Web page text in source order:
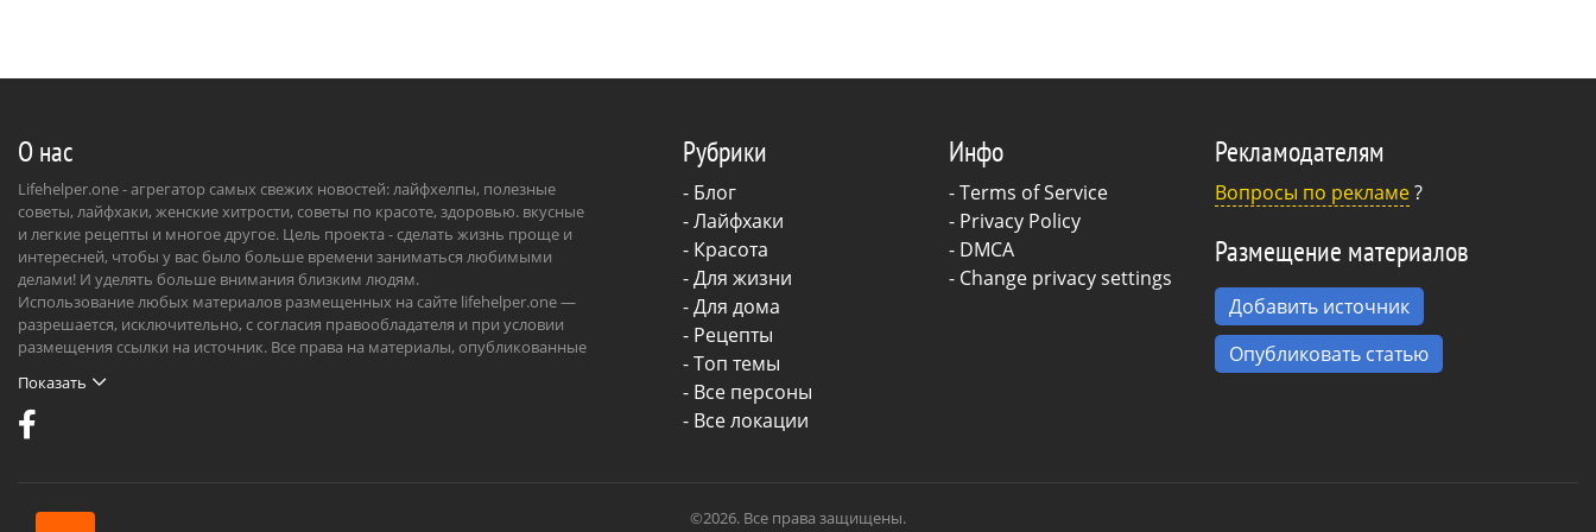
О нас
Lifehelper.one - агрегатор самых свежих новостей: лайфхелпы, полезные
советы, лайфхаки, женские хитрости, советы по красоте, здоровью. вкусные
и легкие рецепты и многое другое. Цель проекта - сделать жизнь проще и
интересней, чтобы у вас было больше времени заниматься любимыми
делами! И уделять больше внимания близким людям.
Использование любых материалов размещенных на сайте lifehelper.one —
разрешается, исключительно, с согласия правообладателя и при условии
размещения ссылки на источник. Все права на материалы, опубликованные
Показать
Рубрики
- Блог
-Лайфхаки
- Красота
-Для жизни
-Для дома
- Рецепты
- Топ темы
- Все персоны
- Все локации
Инфо
-Terms of Service
- Privacy Policy
- DMCA
- Change privacy settings
Рекламодателям
Вопросы по рекламе?
Размещение материалов
Добавить источник
Опубликовать статью
©2026. Все права защищены.